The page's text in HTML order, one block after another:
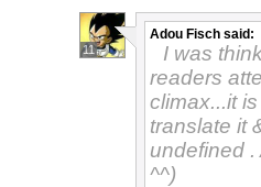
11
Adou Fisch said:
I was
readers
climax...it
translate it
undefined
^^)